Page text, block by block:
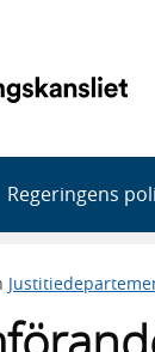
Regeringens